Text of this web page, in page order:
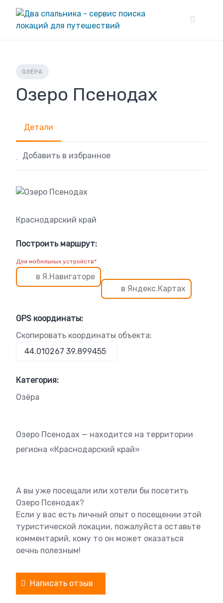
content
ОЗЁРА
Озеро Псенодах
Детали
Добавить в избранное
Краснодарский край
Построить маршрут:
Для мобильных устройств*
в Я.Навигаторе
в Яндекс.Картах
GPS координаты:
Скопировать координаты объекта:
Категория:
Озёра
Озеро Псенодах — находится на территории
региона «Краснодарский край»
А вы уже посещали или хотели бы посетить
Озеро Псенодах?
Если у вас есть личный опыт о посещении этой
туристической локации, пожалуйста оставьте
комментарий, кому то он может оказаться
оечнь полезным!
Написать отзыв